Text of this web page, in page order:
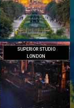
SUPERIOR STUDIO
LONDON